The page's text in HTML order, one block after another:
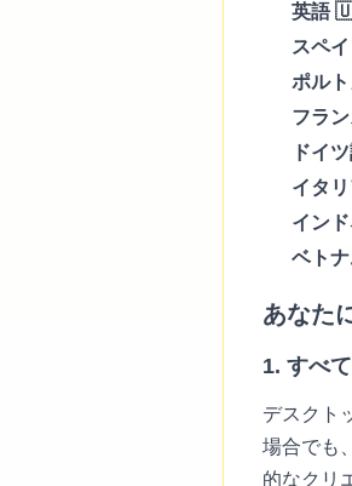
英語
スペ
ポル
フラ
ドイ
イタ
イン
ベト
あなた
1. すべ
デスクト
場合でも
的なクリ